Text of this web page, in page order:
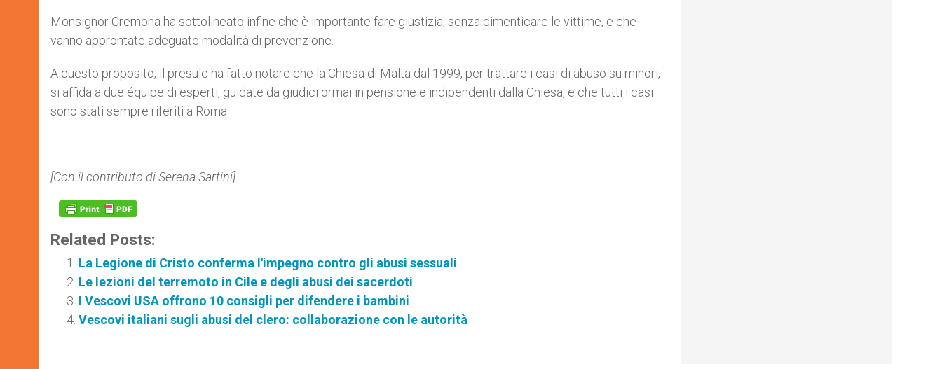
Monsignor Cremona ha sottolineato infine che è importante fare giustizia, senza dimenticare le vittime, e che
vanno approntate adeguate modalità di prevenzione.
A questo proposito, il presule ha fatto notare che la Chiesa di Malta dal 1999, per trattare i casi di abuso su minori,
si affida a due équipe di esperti, guidate da giudici ormai in pensione e indipendenti dalla Chiesa, e che tutti i casi
sono stati sempre riferiti a Roma.
[Con il contributo di Serena Sartini]
Related Posts:
La Legione di Cristo conferma l'impegno contro gli abusi sessuali
Le lezioni del terremoto in Cile e degli abusi dei sacerdoti
I Vescovi USA offrono 10 consigli per difendere i bambini
Vescovi italiani sugli abusi del clero: collaborazione con le autorità